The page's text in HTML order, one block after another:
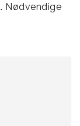
Nødvendige